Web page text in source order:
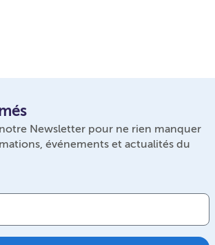
Newsletter pour ne rien manquer
événements et actualités du